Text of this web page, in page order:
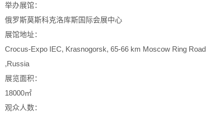
举办展馆：
俄罗斯莫斯科克洛库斯国际会展中心
展馆地址：
Crocus-Expo IEC, Krasnogorsk, 65-66 km Moscow Ring Road
,Russia
展览面积：
18000㎡
观众人数：